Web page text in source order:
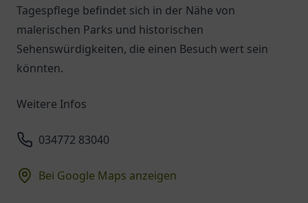
Tagespflege befindet sich in der Nähe von
malerischen Parks und historischen
Sehenswürdigkeiten, die einen Besuch wert sein
könnten.
Weitere Infos
034772 83040
Bei Google Maps anzeigen